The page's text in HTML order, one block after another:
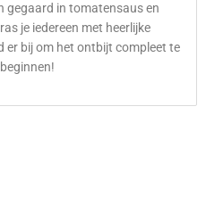
gegaard in tomatensaus en
je iedereen met heerlijke
er bij om het ontbijt compleet te